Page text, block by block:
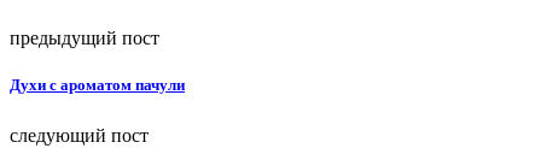
предыдущий пост
Духи с ароматом пачули
следующий пост